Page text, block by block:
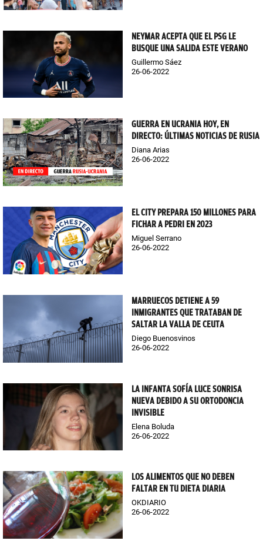
NEYMAR ACEPTA QUE EL PSG LE
BUSQUE UNA SALIDA ESTE VERANO
Guillermo Sáez
26-06-2022
GUERRA EN UCRANIA HOY, EN
DIRECTO: ÚLTIMAS NOTICIAS DE RUSIA
Diana Arias
26-06-2022
EL CITY PREPARA 150 MILLONES PARA
FICHAR A PEDRI EN 2023
Miguel Serrano
26-06-2022
MARRUECOS DETIENE A 59
INMIGRANTES QUE TRATABAN DE
SALTAR LA VALLA DE CEUTA
Diego Buenosvinos
26-06-2022
LA INFANTA SOFÍA LUCE SONRISA
NUEVA DEBIDO A SU ORTODONCIA
INVISIBLE
Elena Boluda
26-06-2022
LOS ALIMENTOS QUE NO DEBEN
FALTAR EN TU DIETA DIARIA
OKDIARIO
26-06-2022